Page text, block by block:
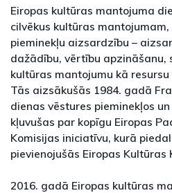
Eiropas kultūras mantojuma
cilvēkus kultūras
pieminekļu aizsardzību –
dažādību, vērtību apzināšanu,
kultūras mantojumu kā
Tās aizsākušās 1984. gadā
dienas vēstures pieminekļos
kļuvušas par kopīgu Eiropas
Komisijas iniciatīvu, kurā
pievienojušās Eiropas Kultūras
2016. gadā Eiropas kultūras